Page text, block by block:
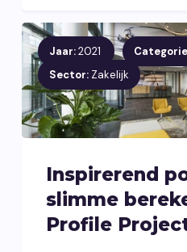
Jaar:2021
Sector: Zakelijk
Inspirerend
slimme
Profile